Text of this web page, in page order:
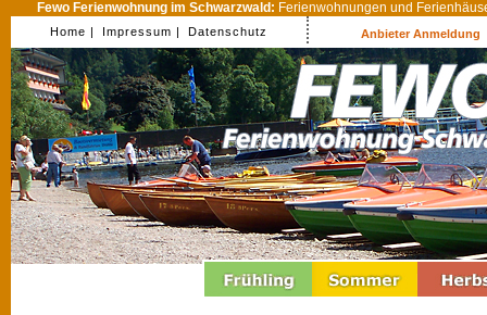
Fewo Ferienwohnung im Schwarzwald: Ferienwohnungen und
Home | Impressum | Datenschutz Anbieter Anmeldung